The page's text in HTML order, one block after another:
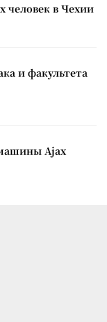
в Чехии
и факультета
Ajax